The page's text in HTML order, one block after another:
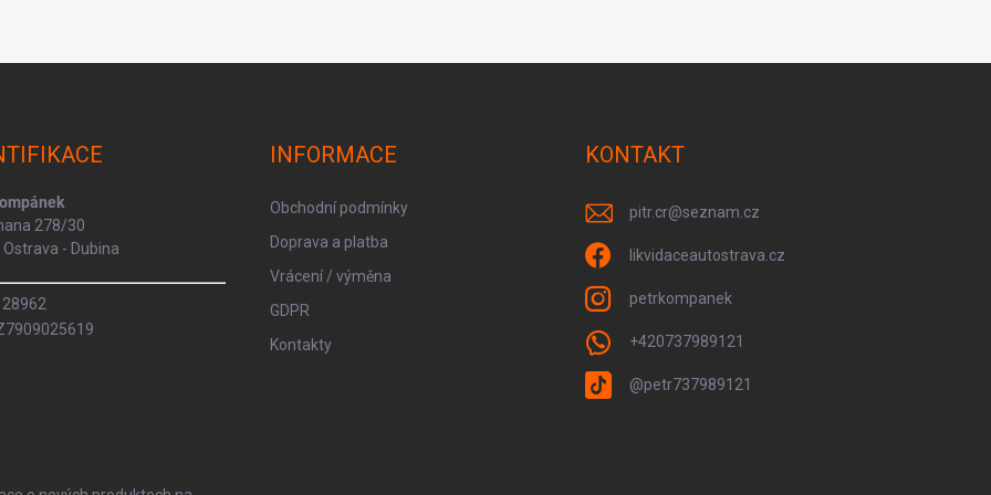
278/30
- Dubina
INFORMACE
Obchodní podmínky
Doprava a platba
Vrácení / výměna
GDPR
Kontakty
KONTAKT
pitr.cr@seznam.cz
likvidaceautostrava.cz
petrkompanek
+420737989121
@petr737989121